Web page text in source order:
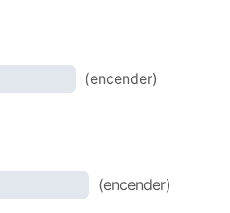
(encender)
(encender)